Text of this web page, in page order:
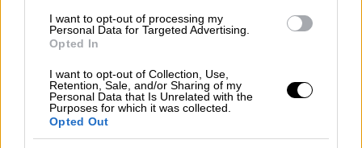
I want to opt-out of processing my
Personal Data for Targeted Advertising.
Opted In
I want to opt-out of Collection, Use,
Retention, Sale, and/or Sharing of my
Personal Data that Is Unrelated with the
Purposes for which it was collected.
Opted Out